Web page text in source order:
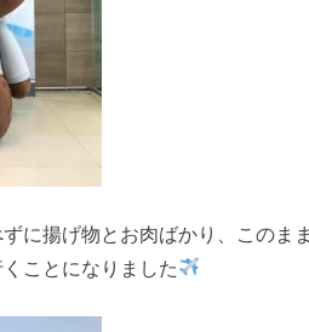
に揚げ物とお肉ばかり、このま
ことになりました